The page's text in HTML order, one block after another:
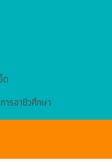
ด
ารอาชีวศึกษา